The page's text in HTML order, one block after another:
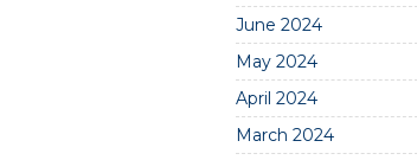
June 2024
May 2024
April 2024
March 2024